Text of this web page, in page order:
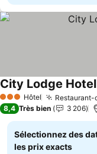
3 ÉtoilesHôtel Restaurant-
City Lodge
8,4 Très bien 3 206
Sélectionnez des
les prix exacts